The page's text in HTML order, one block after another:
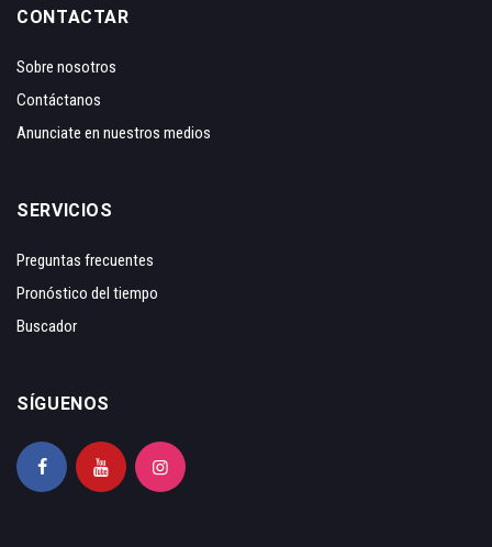
CONTACTAR
Sobre nosotros
Contáctanos
Anunciate en nuestros medios
SERVICIOS
Preguntas frecuentes
Pronóstico del tiempo
Buscador
SÍGUENOS